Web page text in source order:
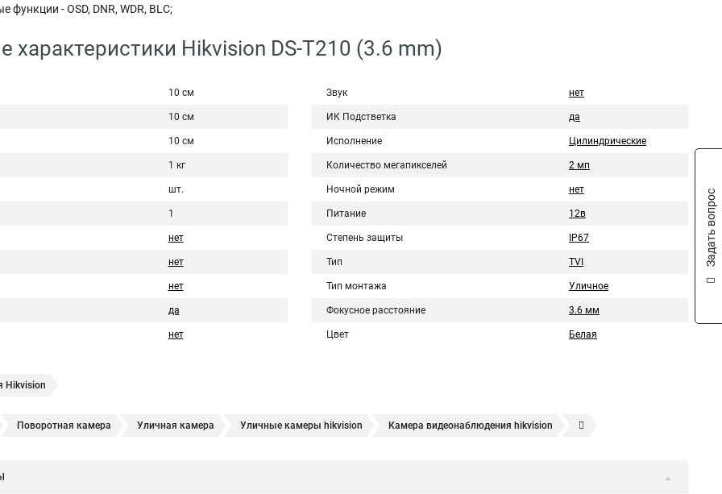
функции - OSD, DNR, WDR, BLC;
характеристики Hikvision DS-T210 (3.6 mm)
10 см
10 см
10 см
1 кг
шт.
1
нет
нет
нет
да
нет
Звук нет
ИК Подстветка да
Исполнение Цилиндрические
Количество мегапикселей 2 мп
Ночной режим нет
Питание 12в
Степень защиты IP67
Тип TVI
Тип монтажа Уличное
Фокусное расстояние 3.6 мм
Цвет Белая
Hikvision
Поворотная камера Уличная камера Уличные камеры hikvision Камера видеонаблюдения hikvision
Poe камера
Задать вопрос